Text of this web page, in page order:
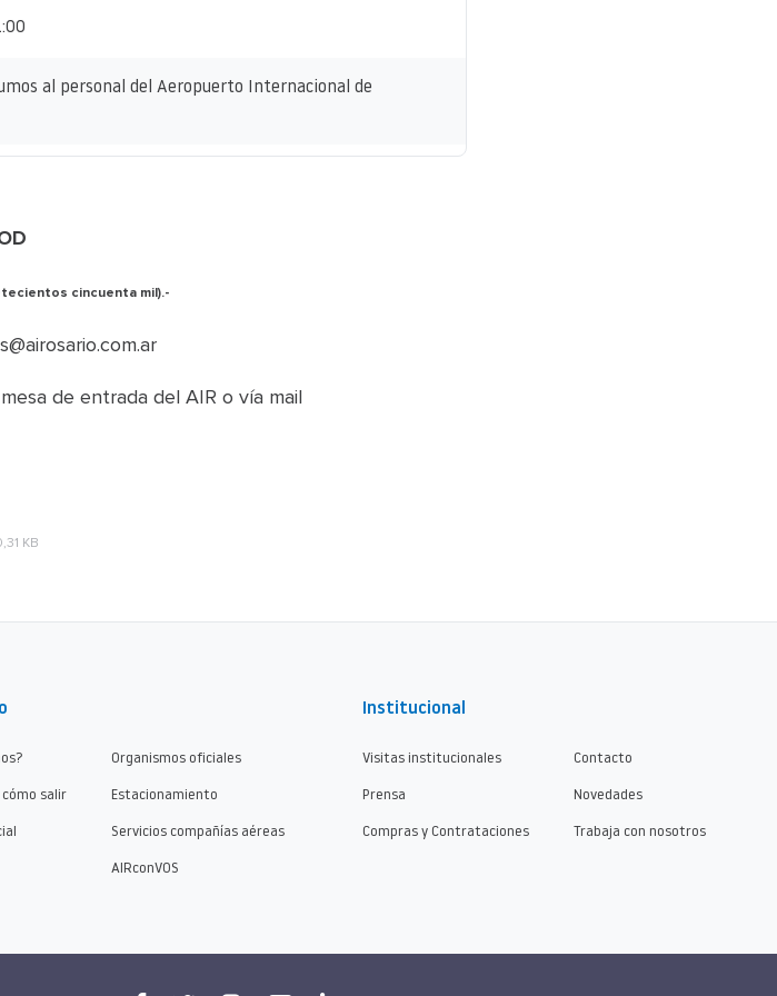
al personal del Aeropuerto Internacional de
cincuenta mil).-
de entrada del AIR o vía mail
KB
Organismos oficiales
cómo salir Estacionamiento
Servicios compañías aéreas
AIRconVOS
Institucional
Visitas institucionales Contacto
Prensa Novedades
Compras y Contrataciones Trabaja con nosotros